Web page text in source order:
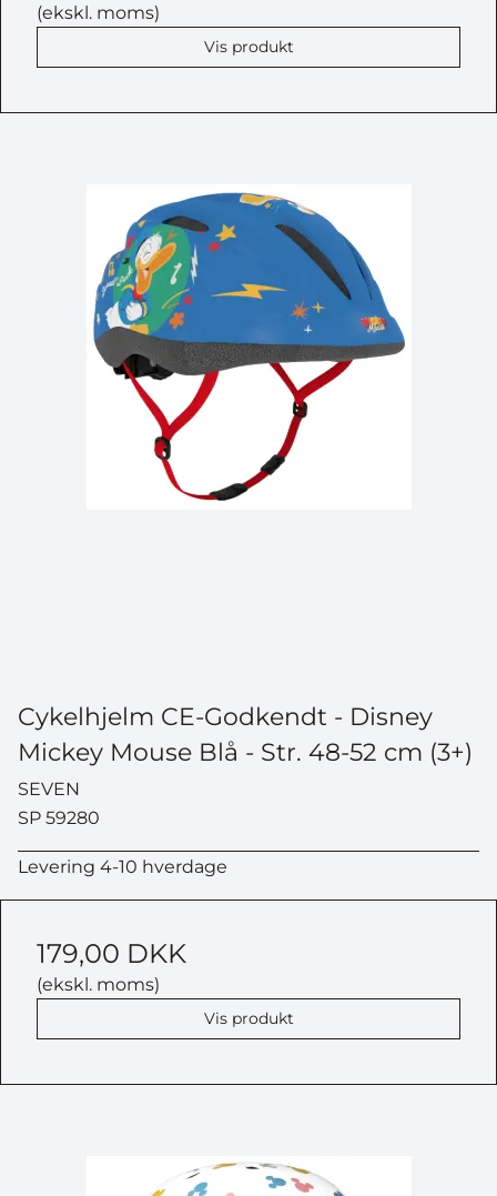
(ekskl. moms)
Vis produkt
Cykelhjelm CE-Godkendt - Disney
Mickey Mouse Blå - Str. 48-52 cm (3+)
SEVEN
SP 59280
Levering 4-10 hverdage
179,00 DKK
(ekskl. moms)
Vis produkt